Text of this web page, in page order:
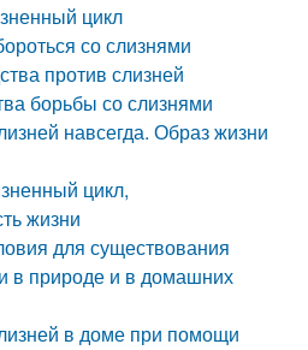
цикл
со слизнями
против слизней
борьбы со слизнями
навсегда. Образ жизни
цикл,
жизни
для существования
в природе и в домашних
в доме при помощи